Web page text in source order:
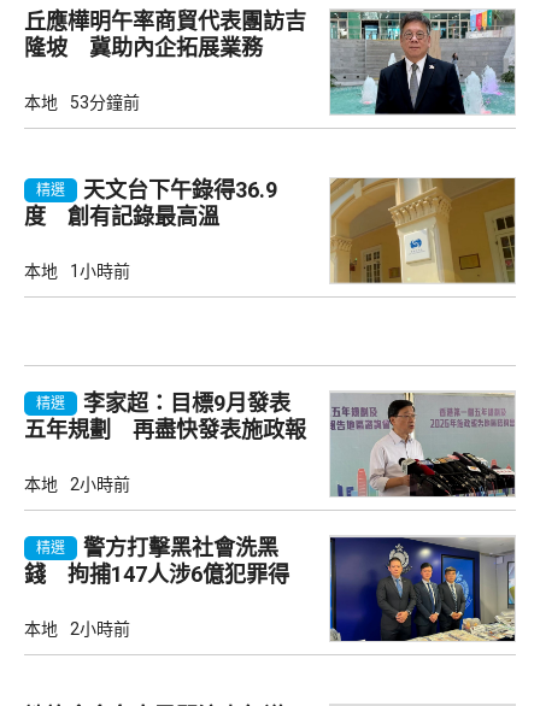
丘應樺明午率商貿代表團訪吉
隆坡 冀助內企拓展業務
本地 53分鐘前
精選
天文台下午錄得36.9
度 創有記錄最高溫
本地 1小時前
精選
李家超：目標9月發表
五年規劃 再盡快發表施政報
本地 2小時前
精選
警方打擊黑社會洗黑
錢 拘捕147人涉6億犯罪得
本地 2小時前